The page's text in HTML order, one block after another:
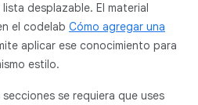
desplazable. El material
el codelab Cómo agregar una
aplicar ese conocimiento para
estilo.
se requiera que uses